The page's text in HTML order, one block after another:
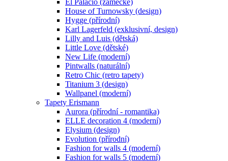
House of Turnowsky (design)
Hygge (přírodní)
Karl Lagerfeld (exklusivní, design)
Lilly and Luis (dětská)
Little Love (dětské)
New Life (moderní)
Pintwalls (naturální)
Retro Chic (retro tapety)
Titanium 3 (design)
Wallpanel (moderní)
Tapety Erismann
Aurora (přírodní - romantika)
ELLE decoration 4 (moderní)
Elysium (design)
Evolution (přírodní)
Fashion for walls 4 (moderní)
Fashion for walls 5 (moderní)